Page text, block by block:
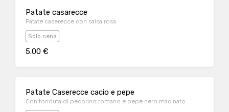
Patate casarecce
Patate caserecce con salsa rosa
Solo cena
5.00 €
Patate Caserecce cacio e pepe
Con fonduta di pecorino romano e pepe nero macinato